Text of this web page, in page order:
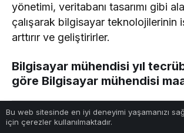
yönetimi, veritabanı tasarımı gibi
çalışarak bilgisayar teknolojilerinin
arttırır ve geliştirirler.
Bilgisayar mühendisi yıl
göre Bilgisayar mühendisi
L
EN DÜŞÜK MAAŞ ORTALAMA MAAŞ
Bu web sitesinde en iyi deneyimi yaşamanızı
için çerezler kullanılmaktadır.
Anasayfa Akış